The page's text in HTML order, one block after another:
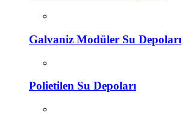
Galvaniz Modüler Su Depoları
Polietilen Su Depoları